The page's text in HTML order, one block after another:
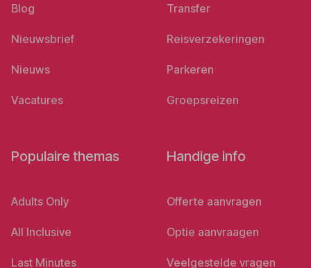
Blog
Nieuwsbrief
Nieuws
Vacatures
Transfer
Reisverzekeringen
Parkeren
Groepsreizen
Populaire themas
Adults Only
All Inclusive
Last Minutes
Handige info
Offerte aanvragen
Optie aanvraagen
Veelgestelde vragen